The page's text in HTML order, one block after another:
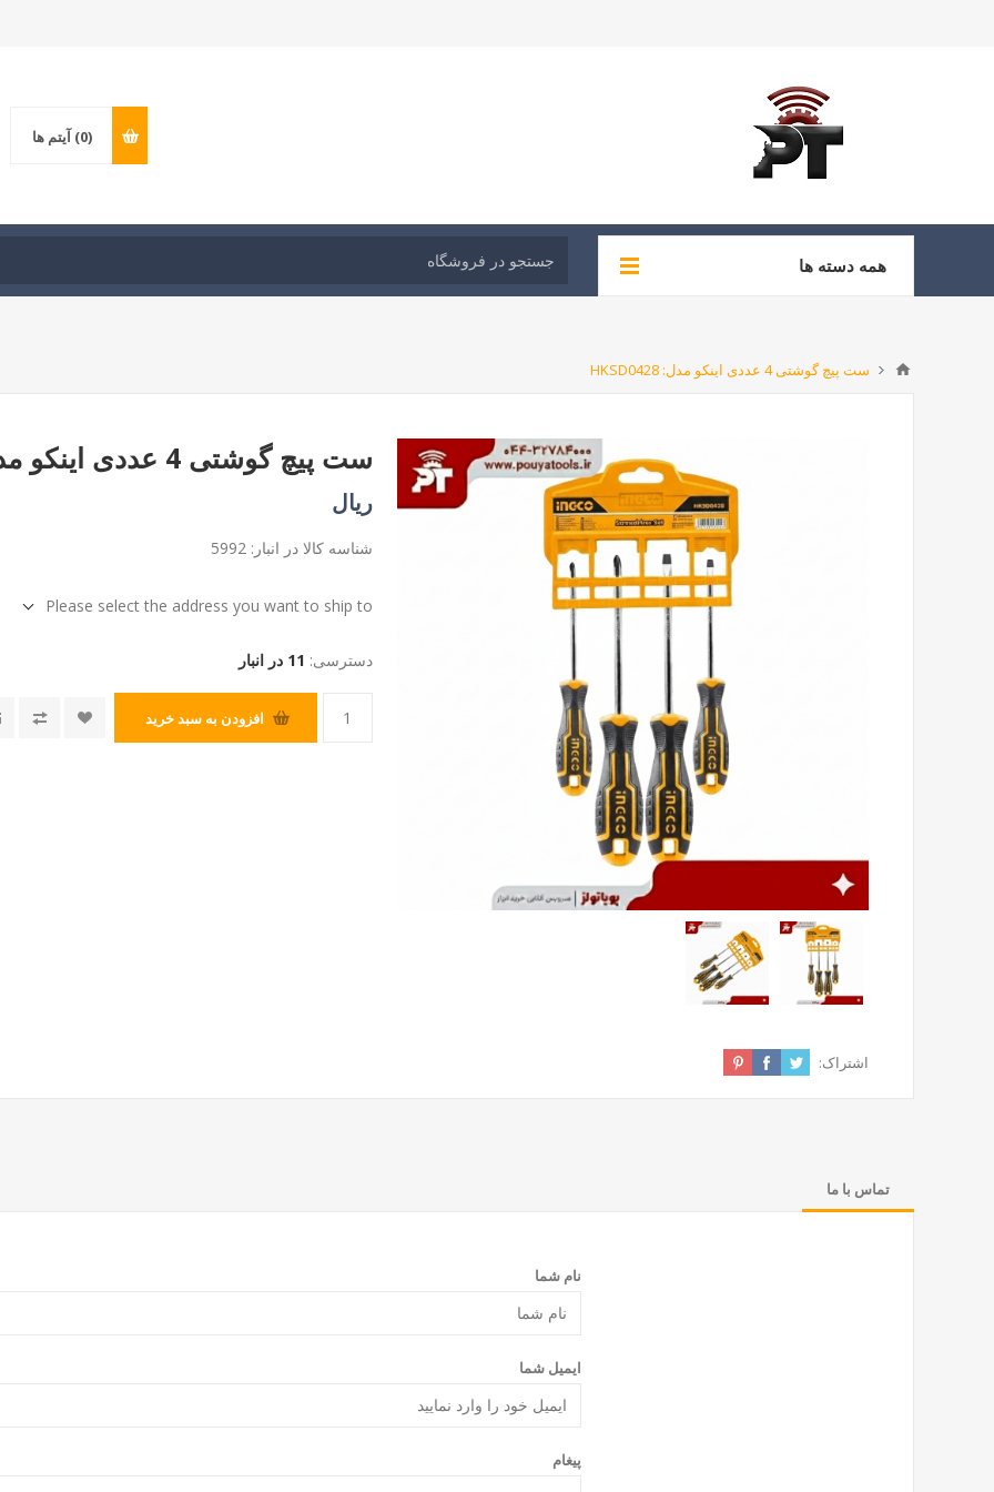
(0) آیتم ها
همه دسته ها
ست پیچ گوشتی 4 عددی اینکو مدل: HKSD0428
ست پیچ گوشتی 4 عددی اینکو مدل: HKSD0428
ریال
شناسه کالا در انبار: 5992
Please select the address you want to ship to
دسترسی: 11 در انبار
افزودن به سبد خرید
اشتراک:
تماس با ما
نام شما
ایمیل شما
پیغام